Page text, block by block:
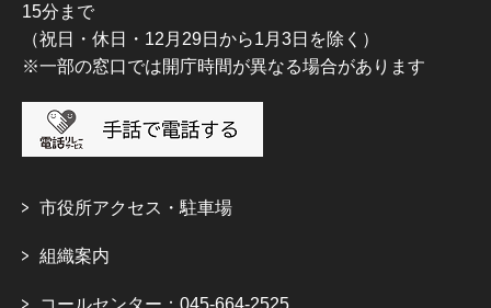
15分まで
（祝日・休日・12月29日から1月3日を除く）
※一部の窓口では開庁時間が異なる場合があります
市役所アクセス・駐車場
組織案内
コールセンター：045-664-2525